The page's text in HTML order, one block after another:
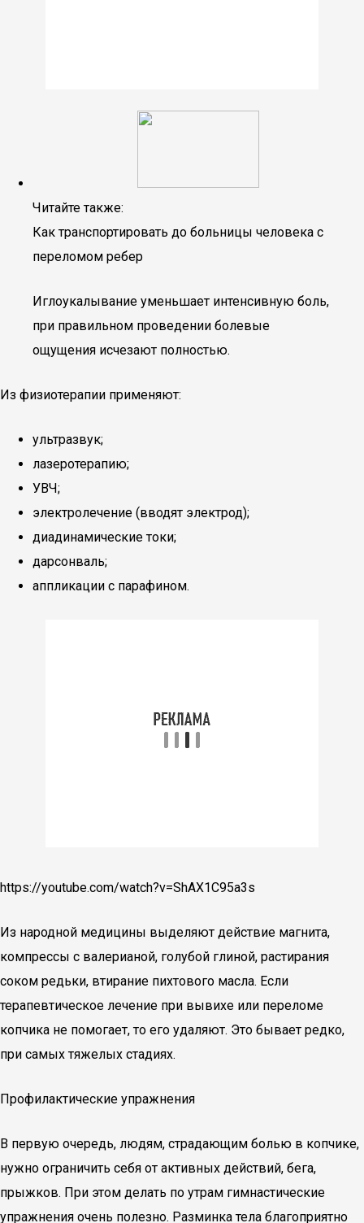
Читайте также:
Как транспортировать до больницы человека с
переломом ребер
Иглоукалывание уменьшает интенсивную боль,
при правильном проведении болевые
ощущения исчезают полностью.
Из физиотерапии применяют:
ультразвук;
лазеротерапию;
УВЧ;
электролечение (вводят электрод);
диадинамические токи;
дарсонваль;
аппликации с парафином.
https://youtube.com/watch?v=ShAX1C95a3s
Из народной медицины выделяют действие магнита,
компрессы с валерианой, голубой глиной, растирания
соком редьки, втирание пихтового масла. Если
терапевтическое лечение при вывихе или переломе
копчика не помогает, то его удаляют. Это бывает редко,
при самых тяжелых стадиях.
Профилактические упражнения
В первую очередь, людям, страдающим болью в копчике,
нужно ограничить себя от активных действий, бега,
прыжков. При этом делать по утрам гимнастические
упражнения очень полезно. Разминка тела благоприятно